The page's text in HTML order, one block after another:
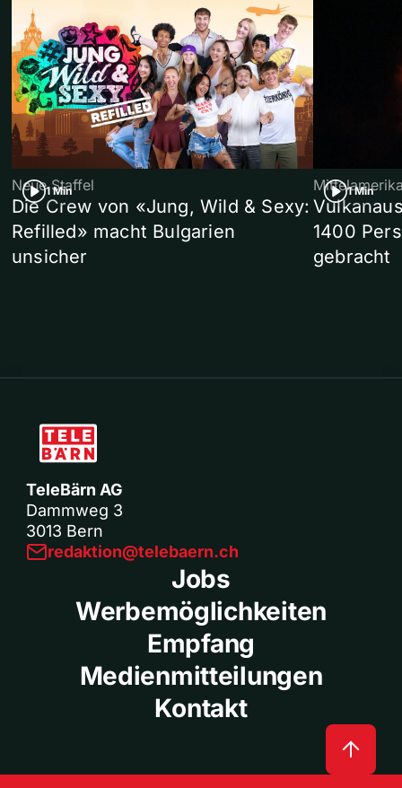
1 Min
Neue Staffel
Die Crew von «Jung, Wild & Sexy:
Refilled» macht Bulgarien
unsicher
1 Min
1400
gebracht
TeleBärn AG
Dammweg 3
3013 Bern
redaktion@telebaern.ch
Jobs
Werbemöglichkeiten
Empfang
Medienmitteilungen
Kontakt